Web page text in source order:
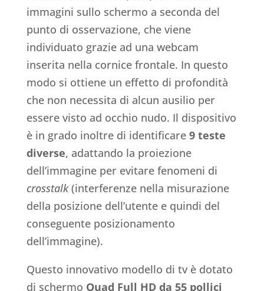
immagini sullo schermo a seconda del
punto di osservazione, che viene
individuato grazie ad una webcam
inserita nella cornice frontale. In questo
modo si ottiene un effetto di profondità
che non necessita di alcun ausilio per
essere visto ad occhio nudo. Il dispositivo
è in grado inoltre di identificare 9 teste
diverse, adattando la proiezione
dell’immagine per evitare fenomeni di
crosstalk(interferenze nella misurazione
della posizione dell’utente e quindi del
conseguente posizionamento
dell’immagine).
Questo innovativo modello di tv è dotato
di schermo Quad Full HD da 55 pollici